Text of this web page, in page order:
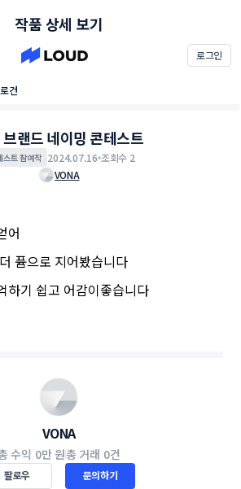
로그인
건
작품 상세 보기
랜드 네이밍 콘테스트
스트 참여작 2024.07.16 조회수 2
VONA
어
퓸으로 지어봤습니다
하기 쉽고 어감이좋습니다
VONA
수익 0만 원총 거래 0건
팔로우 문의하기